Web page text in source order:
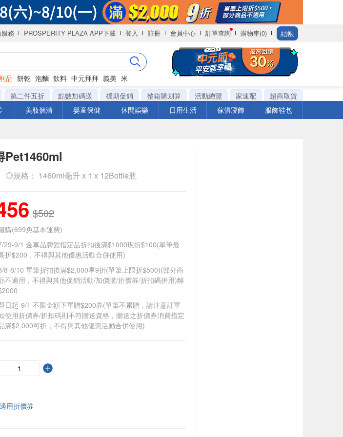
務 PROSPERITY PLAZA APP下載 登入 註冊 會員中心 訂單查詢 購物車(0) 結帳
品 餅乾 泡麵 飲料 中元拜拜 義美 米
第二件五折 點數加碼送 檔期促銷 整箱購划算 活動總覽 家速配
超商取貨
美妝個清 嬰童保健 休閒娛樂 日用生活 傢俱寢飾 服飾鞋包
Pet1460ml
◎規格： 1460ml毫升 x 1 x 12Bottle瓶
$502
購(699免基本運費)
29-9/1 金車品牌館指定品折扣後滿$1000現折$100(單筆最
折$200，不得與其他優惠活動合併使用)
8-8/10 單筆折扣後滿$2,000享9折(單筆上限折$500)(部分商
不適用，不得與其他促銷活動/加價購/折價券/折扣碼併用)離
日起-9/1 不限金額下單贈$200券(單筆不累贈，請注意訂單
使用折價券/折扣碼則不符贈送資格，贈送之折價券消費指定
滿$2,000可折，不得與其他優惠活動合併使用)
用折價券